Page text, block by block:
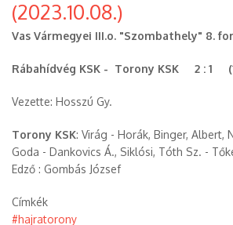
(2023.10.08.)
Vas Vármegyei III.o. "Szombathely" 8.
Rábahídvég KSK - Torony KSK 2 : 1
Vezette: Hosszú Gy.
Torony KSK: Virág - Horák, Binger, Albert,
Goda - Dankovics Á., Siklósi, Tóth Sz. -
Edző : Gombás József
Címkék
#hajratorony